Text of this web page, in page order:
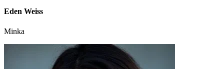
Eden Weiss
Minka